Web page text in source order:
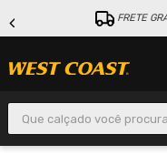
FRETE
Que calçado você procura?